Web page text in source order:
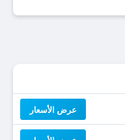
عرض الأسعار